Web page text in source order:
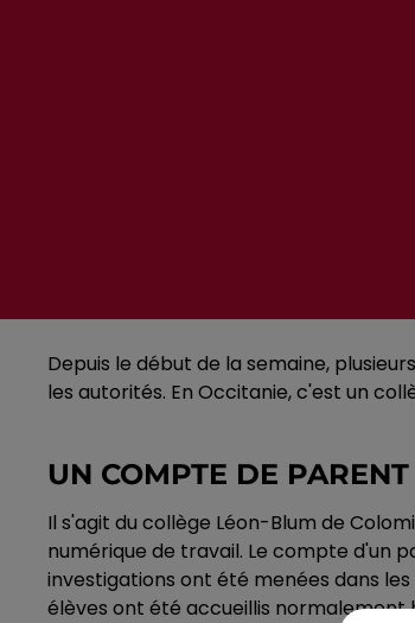
Depuis le début de la semaine,
les autorités. En Occitanie, c'est un
UN COMPTE DE
Il s'agit du collège Léon-Blum de
numérique de travail. Le compte d'un
investigations ont été menées dans
élèves ont été accueillis normalement